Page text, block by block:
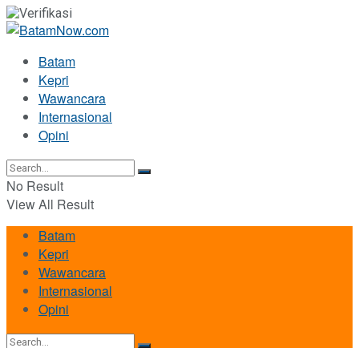
Batam
Kepri
Wawancara
Internasional
Opini
No Result
View All Result
Batam
Kepri
Wawancara
Internasional
Opini